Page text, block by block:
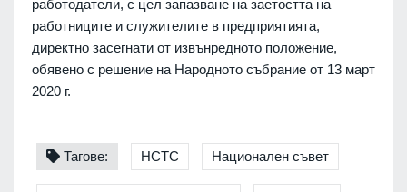
работодатели, с цел запазване на заетостта на
работниците и служителите в предприятията,
директно засегнати от извънредното положение,
обявено с решение на Народното събрание от 13 март
2020 г.
Тагове: НСТС Национален съвет